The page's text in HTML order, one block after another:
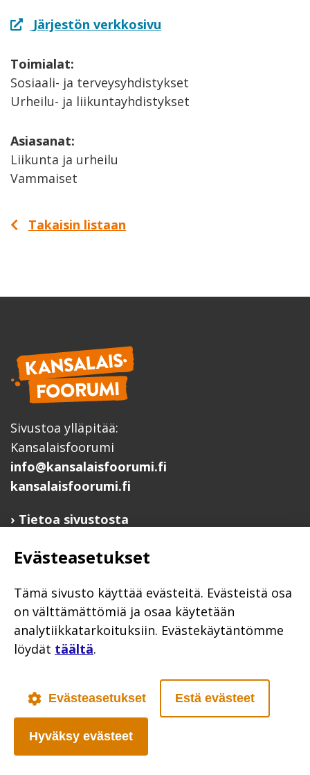
Järjestön verkkosivu
Toimialat:
Sosiaali- ja terveysyhdistykset
Urheilu- ja liikuntayhdistykset
Asiasanat:
Liikunta ja urheilu
Vammaiset
Takaisin listaan
Sivustoa ylläpitää:
Kansalaisfoorumi
info@kansalaisfoorumi.fi
kansalaisfoorumi.fi
Tietoa sivustosta
Ilmoita järjestösi järjestöhakemistoon
Järjestötietäjä-testi
Anna palautetta
Saavutettavuusseloste
Evästekäytännöt
Poutapilvi web design
Evästeasetukset
Tämä sivusto käyttää evästeitä. Evästeistä osa
on välttämättömiä ja osaa käytetään
analytiikkatarkoituksiin. Evästekäytäntömme
löydät täältä.
Evästeasetukset Estä evästeet
Hyväksy evästeet